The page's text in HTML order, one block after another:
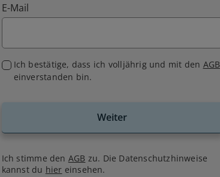
E-Mail
Ich bestätige, dass ich volljährig und mit den AGB
einverstanden bin.
Weiter
Ich stimme den AGB zu. Die Datenschutzhinweise
kannst du hier einsehen.